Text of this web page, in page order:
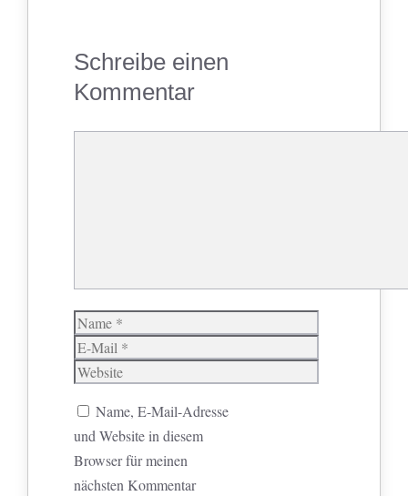
Schreibe einen
Kommentar
Name
E-
Mail
Website
Name, E-Mail-Adresse
und Website in diesem
Browser für meinen
nächsten Kommentar